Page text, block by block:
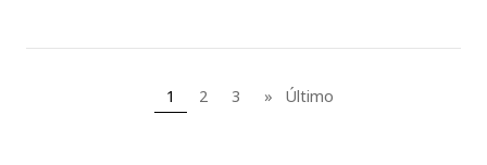
1 2 3 » Último